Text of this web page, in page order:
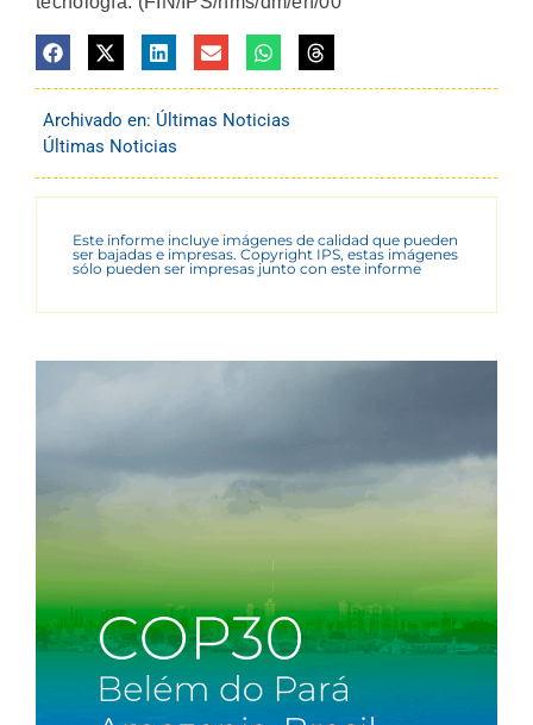
Archivado en: Últimas Noticias
Últimas Noticias
Este informe incluye imágenes de calidad que pueden
ser bajadas e impresas. Copyright IPS, estas imágenes
sólo pueden ser impresas junto con este informe